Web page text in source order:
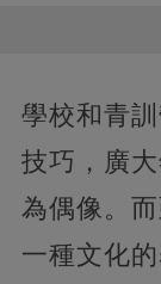
學校和青
技巧，廣
為偶像。
一種文化